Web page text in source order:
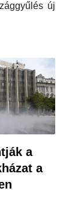
új
a
a